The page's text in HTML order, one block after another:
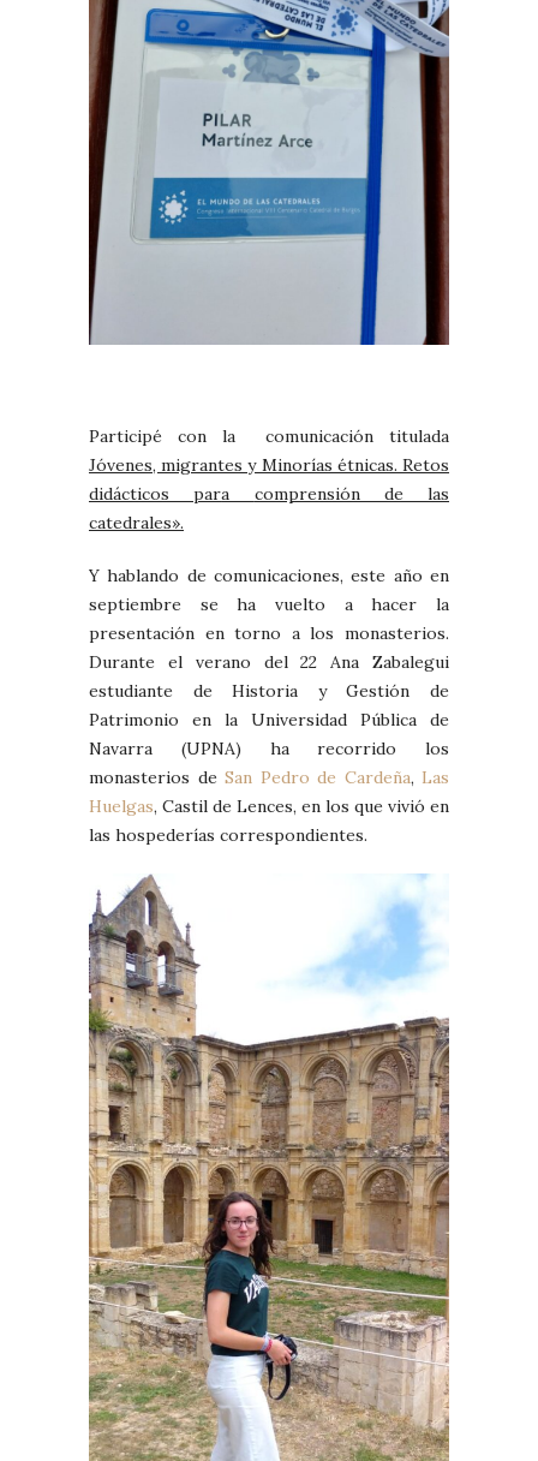
Participé con la comunicación titulada
Jóvenes, migrantes y Minorías étnicas. Retos
didácticos para comprensión de las
catedrales».
Y hablando de comunicaciones, este año en
septiembre se ha vuelto a hacer la
presentación en torno a los monasterios.
Durante el verano del 22 Ana Zabalegui
estudiante de Historia y Gestión de
Patrimonio en la Universidad Pública de
Navarra (UPNA) ha recorrido los
monasterios de San Pedro de Cardeña, Las
Huelgas, Castil de Lences, en los que vivió en
las hospederías correspondientes.